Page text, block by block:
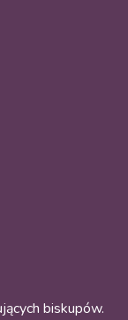
biskupów.